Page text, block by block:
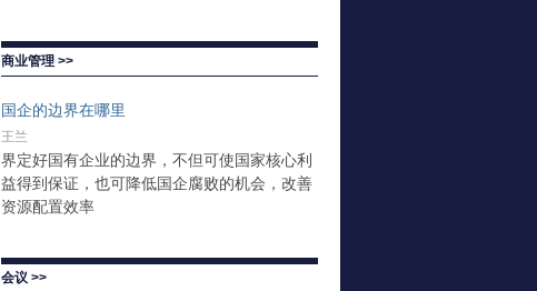
商业管理 >>
国企的边界在哪里
王兰
界定好国有企业的边界，不但可使国家核心利
益得到保证，也可降低国企腐败的机会，改善
资源配置效率
会议 >>